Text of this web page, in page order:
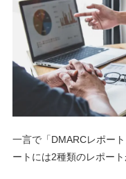
一言で「DMARCレポー
ートには2種類のレポート